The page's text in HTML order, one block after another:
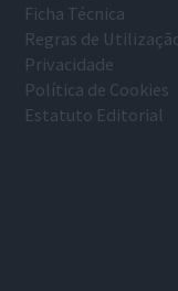
Ficha Técnica
Regras de
Privacidade
Política de Cookies
Estatuto Editorial